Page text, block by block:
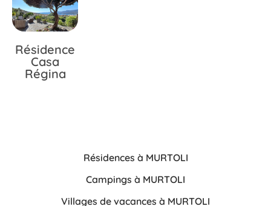
Résidence
Casa
Régina
Résidences à MURTOLI
Campings à MURTOLI
Villages de vacances à MURTOLI